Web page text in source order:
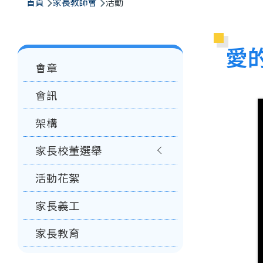
航
結 愛
Main
navigation
會章
會訊
架構
家長校董選舉
活動花絮
家長義工
家長教育